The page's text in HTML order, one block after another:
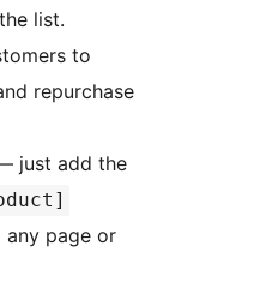
list.
to
repurchase
just add the
page or